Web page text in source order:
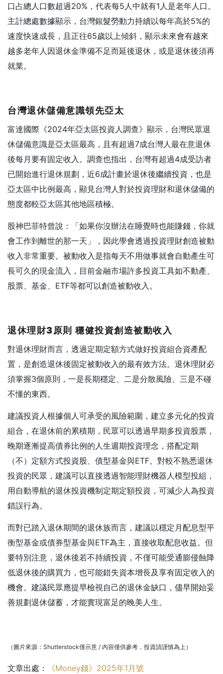
口占總人口數超過20%，代表每5人中就有1人是老年人口。
主計總處數據顯示，台灣銀髮勞動力持續以每年高於5%的
速度快速成長，且正往65歲以上傾斜，顯示未來會有越來
越多老年人因退休金準備不足而延後退休，或是退休後須再
就業。
台灣退休儲備意識領先亞太
富達國際《2024年亞太區投資人調查》顯示，台灣民眾退
休儲備意識是亞太區最高，且有超過7成台灣人最在意退休
後每月要有固定收入。調查也指出，台灣有超過4成受訪者
已開始進行退休規劃，近6成計畫於退休後繼續投資，也是
亞太區中比例最高，顯見台灣人對於投資理財和退休儲備的
態度都較亞太區其他地區積極。
股神巴菲特曾說：「如果你沒辦法在睡覺時也能賺錢，你就
會工作到離世的那一天」，因此學會透過投資理財創造被動
收入非常重要。被動收入是指每天不用做事就會自動產生可
長可久的現金流入，目前金融市場許多投資工具如不動產、
股票、基金、ETF等都可以創造被動收入。
退休理財3原則 穩健投資創造被動收入
對退休理財而言，透過定期定額方式做好投資組合資產配
置，是創造退休後固定被動收入的最有效方法。退休理財必
須掌握3個原則，一是長期穩定、二是分散風險、三是不碰
不懂的東西。
建議投資人根據個人可承受的風險範圍，建立多元化的投資
組合，在退休前的累積期，民眾可以透過早期多投資股票，
晚期逐漸提高債券比例的人生週期投資理念，搭配定期
（不）定額方式投資股、債型基金與ETF。對較不熟悉退休
投資的民眾，建議可以直接透過智能理財機器人模型投組，
用自動導航的退休投資機制定期定額投資，可減少人為投資
錯誤行為。
而對已踏入退休期間的退休族而言，建議以穩定月配息型平
衡型基金或債券型基金與ETF為主，直接收取配息收益。但
要特別注意，退休後若不持續投資，不僅可能受通膨侵蝕降
低退休後的購買力，也可能錯失資本增長及享有固定收入的
機會。建議民眾應提早檢視自己的退休金缺口，儘早開始妥
善規劃退休儲蓄，才能實現富足的晚美人生。
（圖片來源：Shutterstock僅示意 / 內容僅供參考，投資請謹慎為上）
文章出處： 《Money錢》2025年1月號